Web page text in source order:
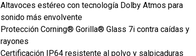
Altavoces estéreo con tecnología Dolby Atmos para
sonido más envolvente
Protección Corning® Gorilla® Glass 7i contra caídas y
rayones
Certificación IP64 resistente al polvo y salpicaduras